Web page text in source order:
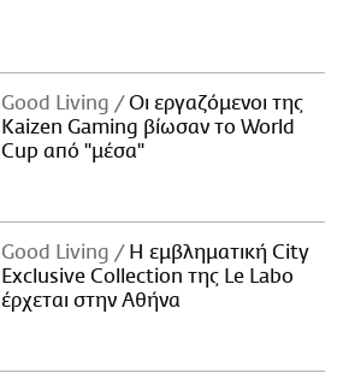
Good Living
Οι εργαζόμενοι της
Kaizen Gaming βίωσαν το World
Cup από "μέσα"
Good Living
Η εμβληματική City
Exclusive Collection της Le Labo
έρχεται στην Αθήνα